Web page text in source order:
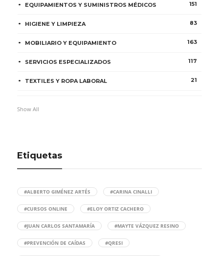
EQUIPAMIENTOS Y SUMINISTROS MÉDICOS 151
HIGIENE Y LIMPIEZA 83
MOBILIARIO Y EQUIPAMIENTO 163
SERVICIOS ESPECIALIZADOS 117
TEXTILES Y ROPA LABORAL 21
Show All
Etiquetas
#ALBERTO GIMÉNEZ ARTÉS #CARINA CINALLI
#CURSOS ONLINE #ELOY ORTIZ CACHERO
#JUAN CARLOS SANTAMARÍA #MAYTE VÁZQUEZ RESINO
#PREVENCIÓN DE CAÍDAS #QRESI